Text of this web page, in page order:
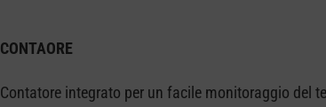
CONTAORE
Contatore integrato per un facile monitoraggio del